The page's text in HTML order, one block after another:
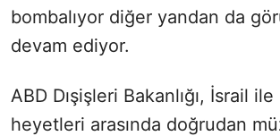
bombalıyor diğer yandan da
devam ediyor.
ABD Dışişleri Bakanlığı, İsrail
heyetleri arasında doğrudan